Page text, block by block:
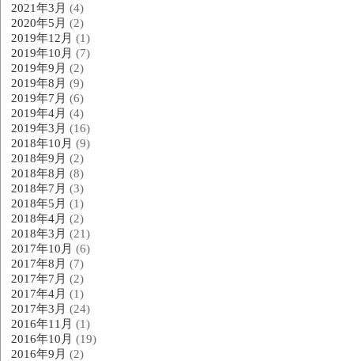
2021年3月 (4)
2020年5月 (2)
2019年12月 (1)
2019年10月 (7)
2019年9月 (2)
2019年8月 (9)
2019年7月 (6)
2019年4月 (4)
2019年3月 (16)
2018年10月 (9)
2018年9月 (2)
2018年8月 (8)
2018年7月 (3)
2018年5月 (1)
2018年4月 (2)
2018年3月 (21)
2017年10月 (6)
2017年8月 (7)
2017年7月 (2)
2017年4月 (1)
2017年3月 (24)
2016年11月 (1)
2016年10月 (19)
2016年9月 (2)